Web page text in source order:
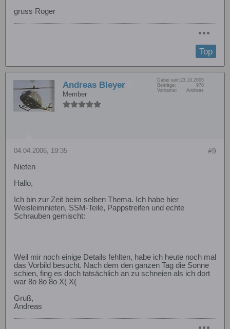
gruss Roger
Top
Andreas Bleyer
Member
Dabei seit: 23.10.2005
Beiträge:
978
Vorname:
Andreas
#9
04.04.2006, 19:35
Nieten
Hallo,
Ich bin zur Zeit beim selben Thema. Ich habe hier
Weisleimnieten, SSM-Teile, Pappstreifen und echte
Schrauben gemischt:
Weil mir noch einige Details fehlten, habe ich heute noch mal
das Vorbild besucht. Nach dem den ganzen Tag die Sonne
schien, fing es doch tatsächlich an zu schneien als ich dort
war 8o 8o 8o X( X(
Gruß,
Andreas